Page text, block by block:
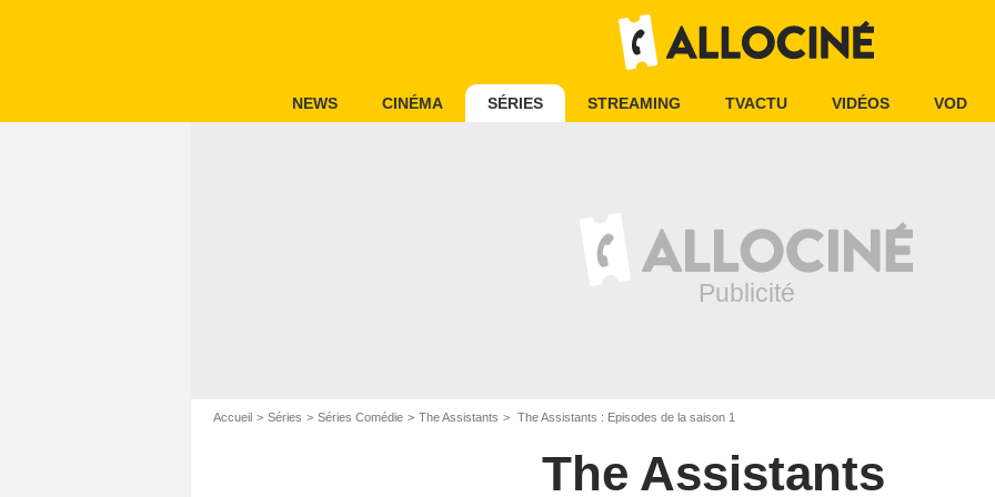
NEWS CINÉMA SÉRIES STREAMING TVACTU VIDÉOS VOD
Accueil Séries Séries Comédie The Assistants The Assistants : Episodes de la saison 1
The Assistants